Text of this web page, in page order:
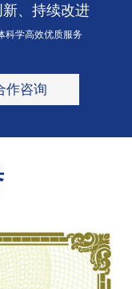
、持续改进
科学高效优质服务
作咨询